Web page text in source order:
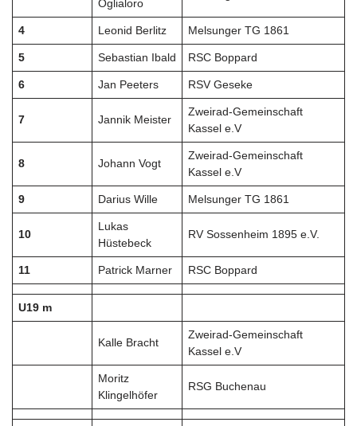
Oglialoro
4 Leonid Berlitz Melsunger TG 1861
5 Sebastian Ibald RSC Boppard
6 Jan Peeters RSV Geseke
7 Jannik Meister
Zweirad-Gemeinschaft
Kassel e.V
8 Johann Vogt
Zweirad-Gemeinschaft
Kassel e.V
9 Darius Wille Melsunger TG 1861
10
Lukas
Hüstebeck
RV Sossenheim 1895 e.V.
11 Patrick Marner RSC Boppard
U19 m
Kalle Bracht
Zweirad-Gemeinschaft
Kassel e.V
Moritz
Klingelhöfer
RSG Buchenau